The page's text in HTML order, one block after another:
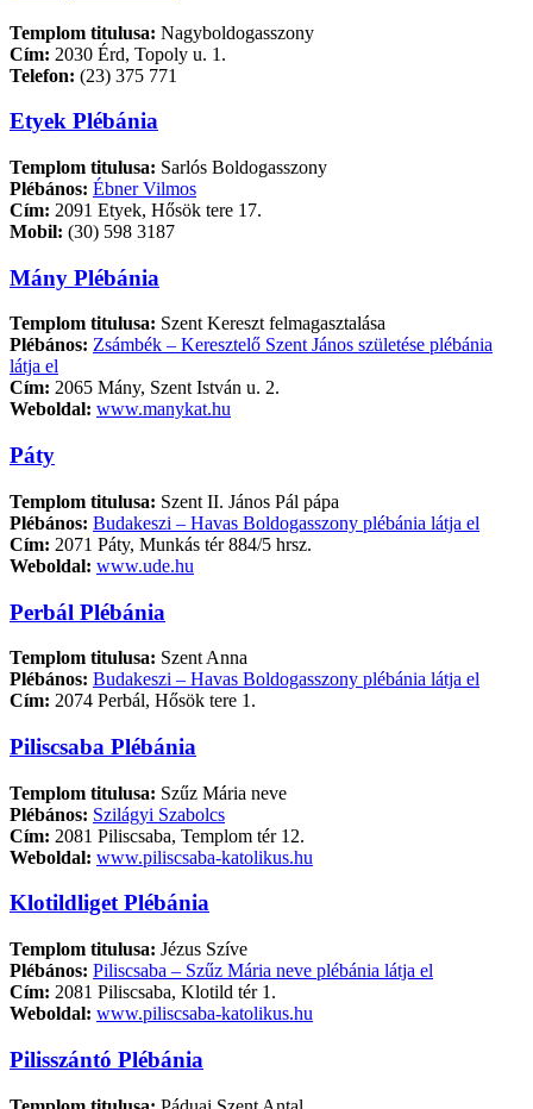
Templom titulusa: Nagyboldogasszony
Cím: 2030 Érd, Topoly u. 1.
Telefon: (23) 375 771
Etyek Plébánia
Templom titulusa: Sarlós Boldogasszony
Plébános: Ébner Vilmos
Cím: 2091 Etyek, Hősök tere 17.
Mobil: (30) 598 3187
Mány Plébánia
Templom titulusa: Szent Kereszt felmagasztalása
Plébános: Zsámbék – Keresztelő Szent János születése plébánia
látja el
Cím: 2065 Mány, Szent István u. 2.
Weboldal: www.manykat.hu
Páty
Templom titulusa: Szent II. János Pál pápa
Plébános: Budakeszi – Havas Boldogasszony plébánia látja el
Cím: 2071 Páty, Munkás tér 884/5 hrsz.
Weboldal: www.ude.hu
Perbál Plébánia
Templom titulusa: Szent Anna
Plébános: Budakeszi – Havas Boldogasszony plébánia látja el
Cím: 2074 Perbál, Hősök tere 1.
Piliscsaba Plébánia
Templom titulusa: Szűz Mária neve
Plébános: Szilágyi Szabolcs
Cím: 2081 Piliscsaba, Templom tér 12.
Weboldal: www.piliscsaba-katolikus.hu
Klotildliget Plébánia
Templom titulusa: Jézus Szíve
Plébános: Piliscsaba – Szűz Mária neve plébánia látja el
Cím: 2081 Piliscsaba, Klotild tér 1.
Weboldal: www.piliscsaba-katolikus.hu
Pilisszántó Plébánia